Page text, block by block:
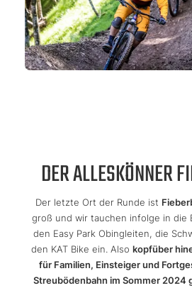
DER ALLESKÖNNER
Der letzte Ort der Runde ist
groß und wir tauchen infolge in die
den Easy Park Obingleiten, die
den KAT Bike ein. Also kopfüber
für Familien, Einsteiger und
Streubödenbahn im Sommer 2024